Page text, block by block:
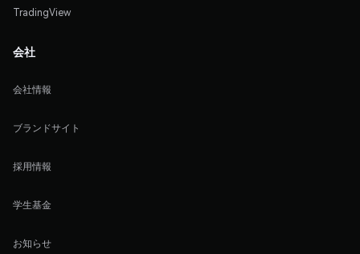
TradingView
会社
会社情報
ブランドサイト
採用情報
学生基金
お知らせ